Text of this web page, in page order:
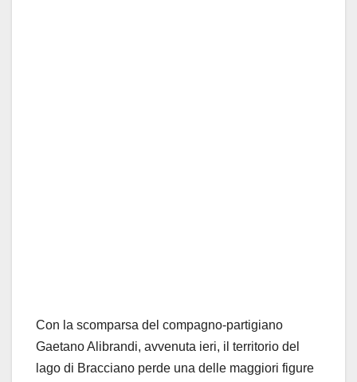
Con la scomparsa del compagno-partigiano
Gaetano Alibrandi, avvenuta ieri, il territorio del
lago di Bracciano perde una delle maggiori figure